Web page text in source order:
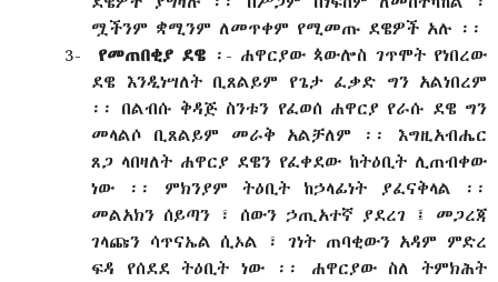
ሟችንም ቋሚንም ለመጥቀም የሚመጡ ደዌዎች አሉ ፡፡
3- የመጠበቂያ ደዌ ፡- ሐዋርያው ጳውሎስ ገጥሞት የነበረው
ደዌ እንዲነሣለት ቢጸልይም የጌታ ፈቃድ ግን አልነበረም
፡፡ በልብሱ ቅዳጅ ስንቱን የፈወሰ ሐዋርያ የራሱ ደዌ ግን
መላልሶ ቢጸልይም መራቅ አልቻለም ፡፡ እግዚአብሔር
ጸጋ ላበዛለት ሐዋርያ ደዌን የፈቀደው ከትዕቢት ሊጠብቀው
ነው ፡፡ ምክንያም ትዕቢት ከኃላፊነት ያፈናቅላል ፡፡
መልአክን ሰይጣን ፣ ሰውን ኃጢአተኛ ያደረገ ፤ መጋረጃ
ገላጩን ሳጥናኤል ሲኦል ፣ ገነት ጠባቂውን አዳም ምድረ
ፍዳ የሰደደ ትዕቢት ነው ፡፡ ሐዋርያው ስለ ትምክሕት